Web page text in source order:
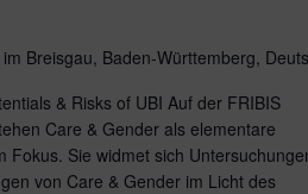
Breisgau, Baden-Württemberg,
& Risks of UBI Auf der FRIBIS
Care & Gender als elementare
Fokus. Sie widmet sich
von Care & Gender im Licht des